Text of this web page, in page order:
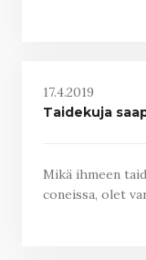
17.4.2019
Taidekuja
Mikä ihmeen
coneissa, olet